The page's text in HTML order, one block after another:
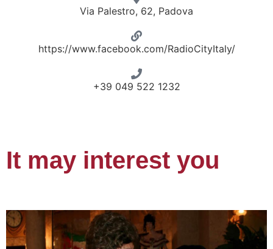
Via Palestro, 62, Padova
https://www.facebook.com/RadioCityItaly/
+39 049 522 1232
It may interest you